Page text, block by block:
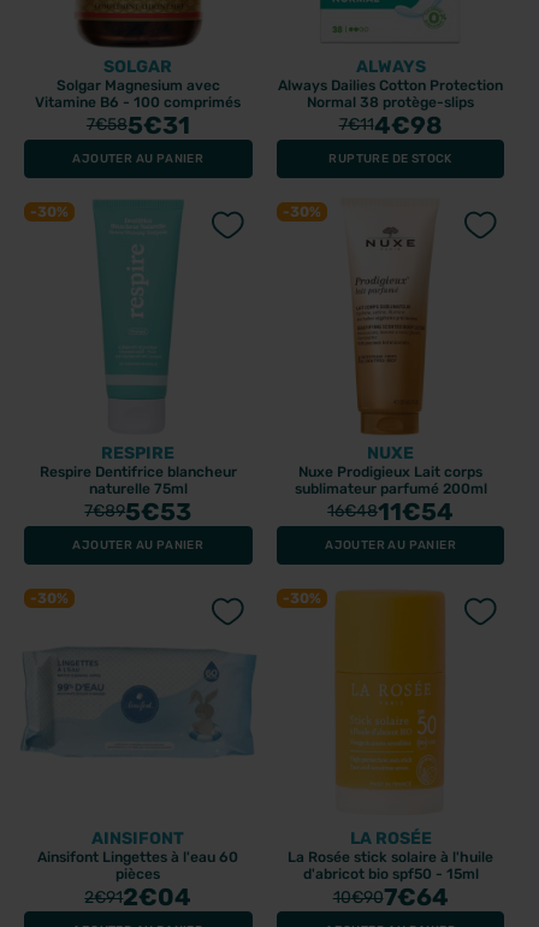
SOLGAR
Solgar Magnesium avec
Vitamine B6 - 100 comprimés
7€585€31
AJOUTER AU PANIER
ALWAYS
Always Dailies Cotton Protection
Normal 38 protège-slips
7€114€98
RUPTURE DE STOCK
-30%
RESPIRE
Respire Dentifrice blancheur
naturelle 75ml
7€895€53
AJOUTER AU PANIER
-30%
NUXE
Nuxe Prodigieux Lait corps
sublimateur parfumé 200ml
16€4811€54
AJOUTER AU PANIER
-30%
AINSIFONT
Ainsifont Lingettes à l'eau 60
pièces
2€912€04
-30%
LA ROSÉE
La Rosée stick solaire à l'huile
d'abricot bio spf50 - 15ml
10€907€64